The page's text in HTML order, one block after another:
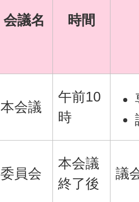
会議名 時間
本会議
午前10
時
委員会
本会議
終了後
議